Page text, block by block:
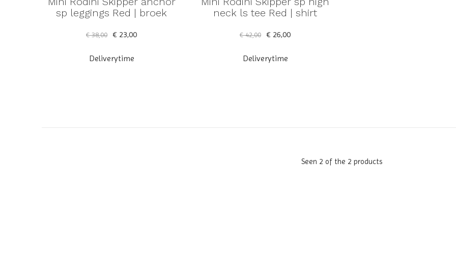
sp leggings Red | broek
€ 38,00 € 23,00
Deliverytime
neck ls tee Red | shirt
€ 42,00 € 26,00
Deliverytime
Seen 2 of the 2 products